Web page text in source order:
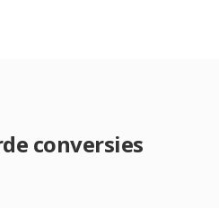
conversies